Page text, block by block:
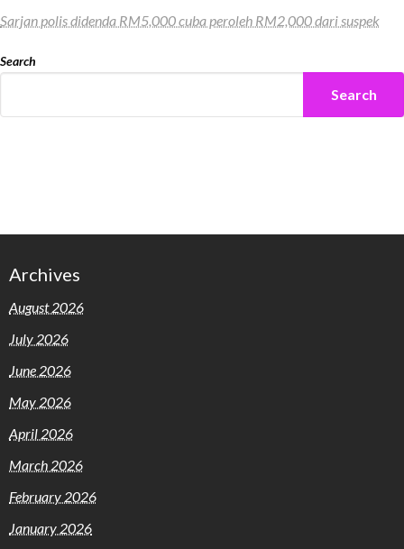
Sarjan polis didenda RM5,000 cuba peroleh RM2,000 dari suspek
Search
Search
Archives
August 2026
July 2026
June 2026
May 2026
April 2026
March 2026
February 2026
January 2026